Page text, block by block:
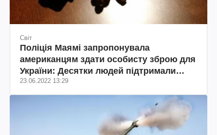
Світ
Поліція Маямі запропонувала
американцям здати особисту зброю для
України: Десятки людей підтримали
акцію
23.06.2022 13:29